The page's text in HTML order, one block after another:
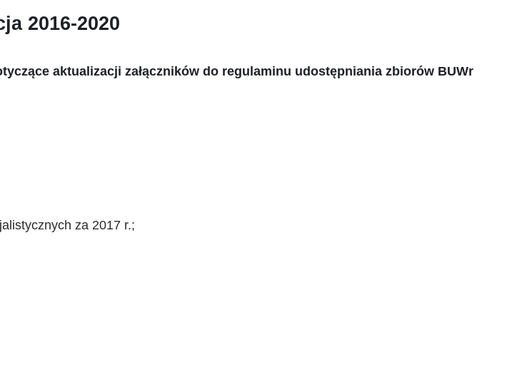
2016-2020
aktualizacji załączników do regulaminu udostępniania zbiorów BUWr
za 2017 r.;